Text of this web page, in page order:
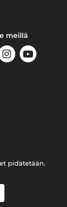
meillä
pidätetään.